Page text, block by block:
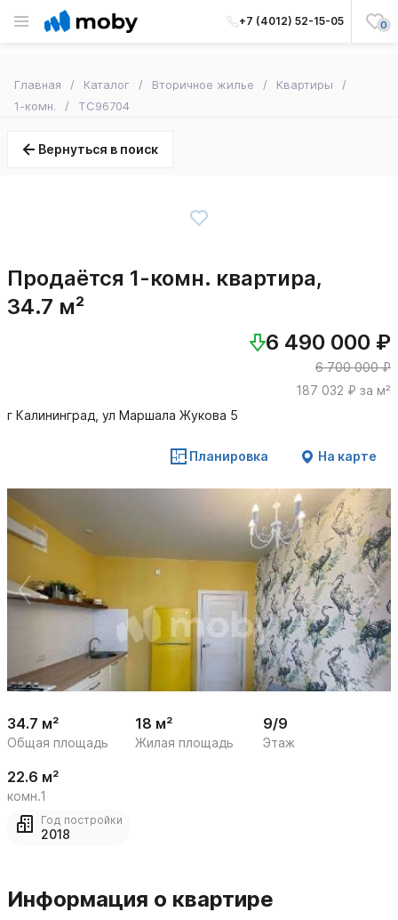
+7 (4012) 52-15-05 0
Главная Каталог Вторичное жилье
Квартиры
1-комн.
TC96704
Вернуться в поиск
Продаётся 1-комн. квартира,
34.7 м²
6 490 000 ₽
6 700 000 ₽
187 032 ₽ за м²
г Калининград, ул Маршала Жукова 5
Планировка На карте
17
34.7 м²
Общая площадь
18 м²
Жилая площадь
9/9
Этаж
22.6 м²
комн.1
Год постройки
2018
Информация о квартире